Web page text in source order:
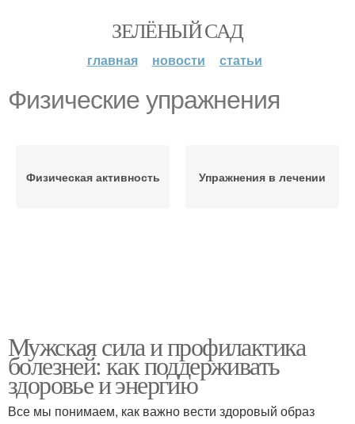
ЗЕЛЁНЫЙ САД
главная новости статьи
Физические упражнения
Физическая активность Упражнения в лечении
Мужская сила и профилактика
болезней: как поддерживать
здоровье и энергию
Все мы понимаем, как важно вести здоровый образ